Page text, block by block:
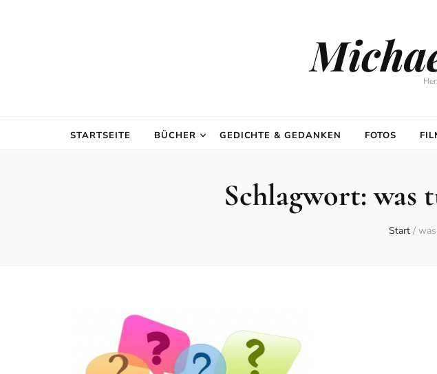
STARTSEITE BÜCHER GEDICHTE & GEDANKEN FOTOS
Schlagwort:was
Start /